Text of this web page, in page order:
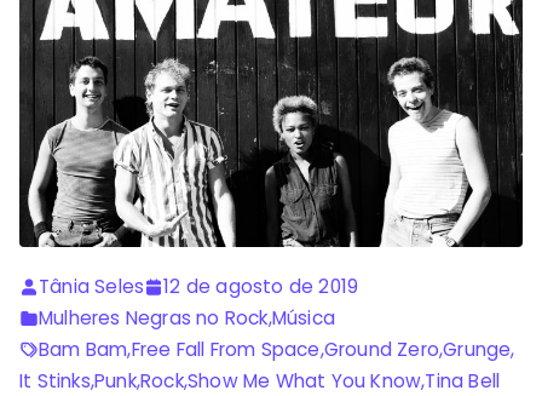
Tânia Seles
12 de agosto de 2019
Mulheres Negras no Rock,Música
Bam Bam,Free Fall From Space,Ground Zero,Grunge,
It Stinks,Punk,Rock,Show Me What You Know,Tina Bell